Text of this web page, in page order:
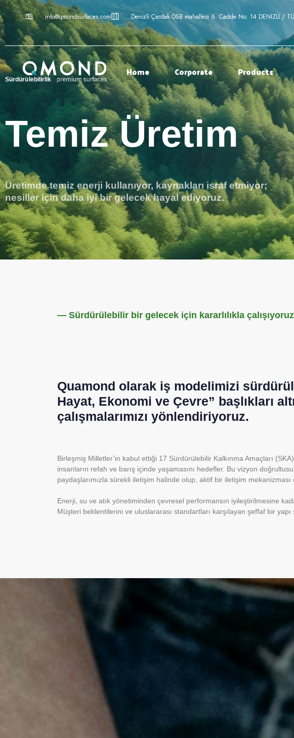
info@qmondsurfaces.com Denizli Çardak OSB mahallesi 6. Cadde No: 14 DENİZLİ /
Home Corporate Products
Sürdürülebilirlik
Temiz Üretim
Üretimde temiz enerji kullanıyor, kaynakları israf etmiyor;
nesiller için daha iyi bir gelecek hayal ediyoruz.
— Sürdürülebilir bir gelecek için kararlılıkla
Quamond olarak iş modelimizi
Hayat, Ekonomi ve Çevre” başlıkları
çalışmalarımızı yönlendiriyoruz.
Birleşmiş Milletler’in kabul ettiği 17 Sürdürülebilir Kalkınma Amaçları
insanların refah ve barış içinde yaşamasını hedefler. Bu vizyon
paydaşlarımızla sürekli iletişim halinde olup, aktif bir iletişim mekanizması
Enerji, su ve atık yönetiminden çevresel performansın iyileştirilmesine
Müşteri beklentilerini ve uluslararası standartları karşılayan şeffaf bir